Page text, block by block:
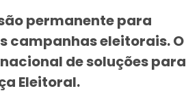
permanente para
campanhas eleitorais. O
de soluções para
Eleitoral.